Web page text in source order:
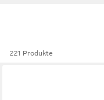
221 Produkte